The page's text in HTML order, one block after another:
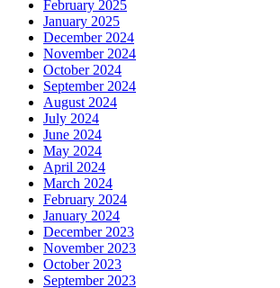
February 2025
January 2025
December 2024
November 2024
October 2024
September 2024
August 2024
July 2024
June 2024
May 2024
April 2024
March 2024
February 2024
January 2024
December 2023
November 2023
October 2023
September 2023